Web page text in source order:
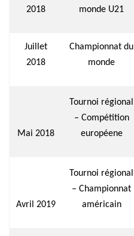
2018
monde U21
Juillet
2018
Championnat du
monde
Mai 2018
Tournoi régional
– Compétition
européene
Avril 2019
Tournoi régional
– Championnat
américain